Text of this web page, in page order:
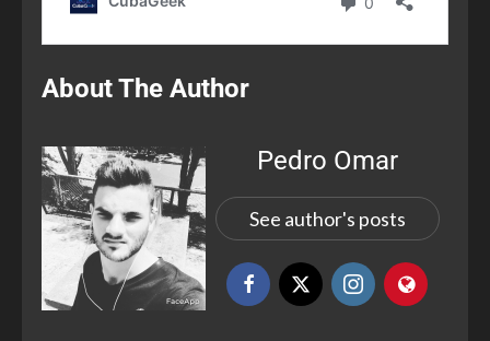
About The Author
Pedro Omar
See author's posts